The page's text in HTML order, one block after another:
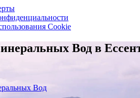
Cookie
Вод в
Вод